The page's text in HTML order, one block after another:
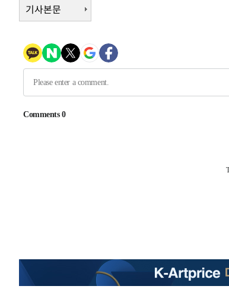
-21778초 전 >
백운산서 80년근 천종산삼 9뿌리 발견…감정
-19488초 전 >선재도서 해루질 나섰다 실종 60대, 닷새 만에
-16398초 전 >여수 오동도 해상서 모터보트 전복…1명 사망
-12625초 전 >
주 날씨]
송"
기사본문